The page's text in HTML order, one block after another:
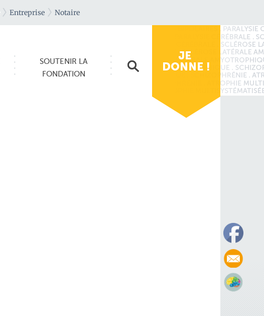
Entreprise Notaire
SOUTENIR LA
FONDATION